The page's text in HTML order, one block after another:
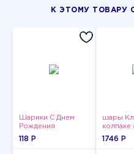
К ЭТОМУ ТОВАРУ
Шарики С Днем
Рождения
118 P
шары
1746 P